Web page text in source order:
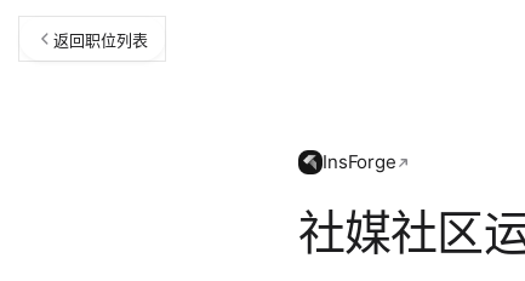
返回职位列表
InsForge
社媒社区